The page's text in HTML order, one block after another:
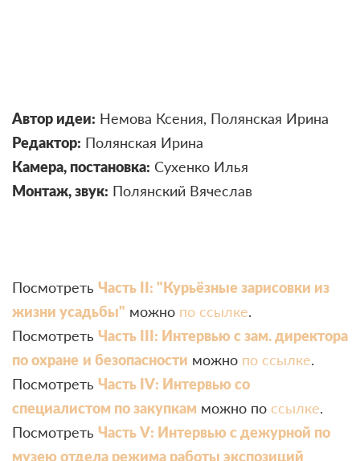
Автор идеи: Немова Ксения, Полянская Ирина
Редактор: Полянская Ирина
Камера, постановка: Сухенко Илья
Монтаж, звук: Полянский Вячеслав
Посмотреть Часть II: "Курьёзные зарисовки из
жизни усадьбы" можно по ссылке.
Посмотреть Часть III: Интервью с зам. директора
по охране и безопасности можно по ссылке.
Посмотреть Часть IV: Интервью со
специалистом по закупкам можно по ссылке.
Посмотреть Часть V: Интервью с дежурной по
музеюотдела режима работы экспозиций